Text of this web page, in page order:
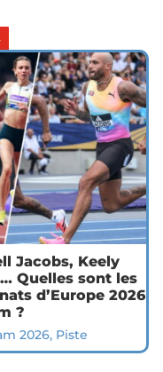
Jacobs, Keely
Quelles sont les
d’Europe 2026
?
2026, Piste